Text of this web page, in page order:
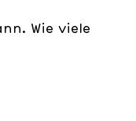
Wie viele